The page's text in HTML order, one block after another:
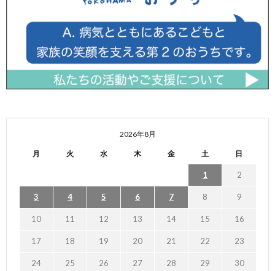
2026年8月
月 火 水 木 金 土 日
1 2
3 4 5 6 7 8 9
10 11 12 13 14 15 16
17 18 19 20 21 22 23
24 25 26 27 28 29 30